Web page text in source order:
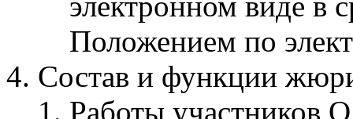
Положением по
Состав и функции
Работы участников